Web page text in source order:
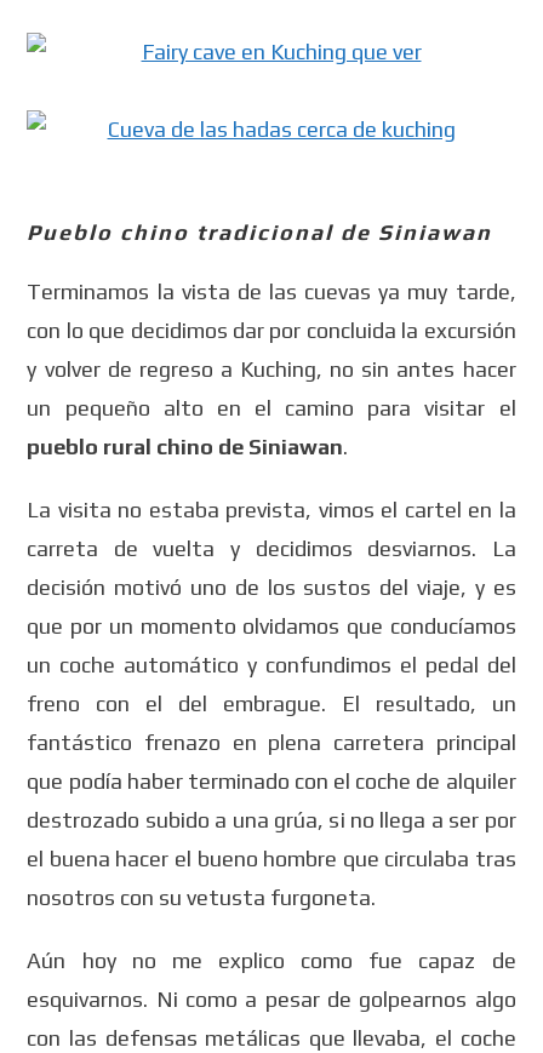
Pueblo chino tradicional de Siniawan
Terminamos la vista de las cuevas ya muy tarde,
con lo que decidimos dar por concluida la excursión
y volver de regreso a Kuching, no sin antes hacer
un pequeño alto en el camino para visitar el
pueblo rural chino de Siniawan.
La visita no estaba prevista, vimos el cartel en la
carreta de vuelta y decidimos desviarnos. La
decisión motivó uno de los sustos del viaje, y es
que por un momento olvidamos que conducíamos
un coche automático y confundimos el pedal del
freno con el del embrague. El resultado, un
fantástico frenazo en plena carretera principal
que podía haber terminado con el coche de alquiler
destrozado subido a una grúa, si no llega a ser por
el buena hacer el bueno hombre que circulaba tras
nosotros con su vetusta furgoneta.
Aún hoy no me explico como fue capaz de
esquivarnos. Ni como a pesar de golpearnos algo
con las defensas metálicas que llevaba, el coche